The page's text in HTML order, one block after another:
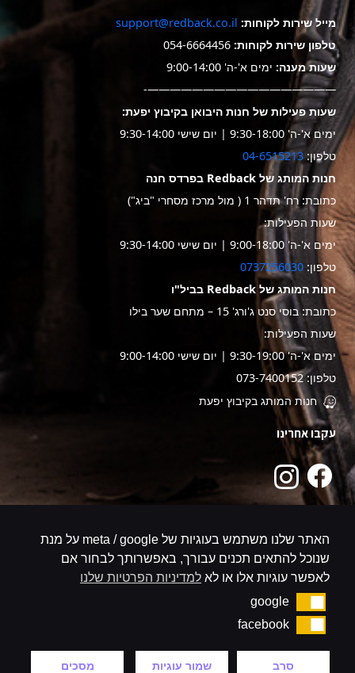
מייל שירות לקוחות: support@redback.co.il
טלפון שירות לקוחות: 054-6664456
שעות מענה: ימים א'-ה' 9:00-14:00
—————————————————-
שעות פעילות של חנות היבואן בקיבוץ יפעת:
ימים א'-ה' 9:30-18:00 | יום שישי 9:30-14:00
טלפון: 04-6515213
חנות המותג של Redback בפרדס חנה
כתובת: רח' תדהר 1 ( מול מרכז מסחרי "ביג")
שעות הפעילות:
ימים א'-ה' 9:00-18:00 | יום שישי 9:30-14:00
טלפון: 0737256030
חנות המותג של Redback בביל"ו
כתובת: בוסי סנט ג'ורג' 15 – מתחם שער בילו
שעות הפעילות:
ימים א'-ה' 9:30-19:00 | יום שישי 9:00-14:00
טלפון: 073-7400152
חנות המותג בקיבוץ יפעת
עקבו אחרינו
קניה באתר מאובטח
האתר שלנו משתמש בעוגיות של meta / google על מנת
שנוכל להתאים תכנים עבורך, באפשרותך לבחור אם
לאפשר עוגיות אלו או לא למדיניות הפרטיות שלנו
google
google
facebook
facebook
סרב שמור עוגיות מסכים